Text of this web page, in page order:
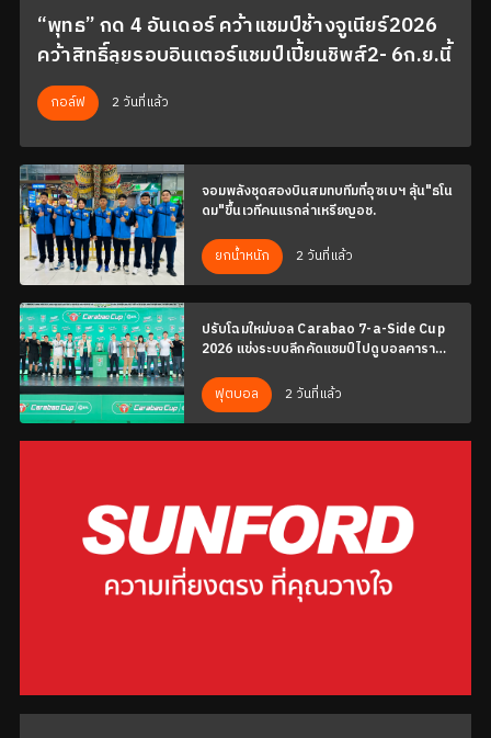
“พุทธ” กด 4 อันเดอร์ คว้าแชมป์ช้างจูเนียร์2026
คว้าสิทธิ์ลุยรอบอินเตอร์แชมป์เปี้ยนชิพส์2- 6ก.ย.นี้
กอล์ฟ 2 วันที่แล้ว
จอมพลังชุดสองบินสมทบทีมที่อุซเบฯ ลุ้น"ธโน
ดม"ขึ้นเวทีคนแรกล่าเหรียญอช.
ยกน้ำหนัก 2 วันที่แล้ว
ปรับโฉมใหม่บอล Carabao 7-a-Side Cup
2026 แข่งระบบลีกคัดแชมป์ไปดูบอลคารา
ฟุตบอล
2 วันที่แล้ว